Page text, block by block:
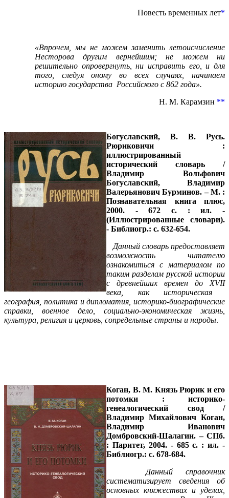
Повесть временных лет*
«Впрочем, мы не можем заменить летоисчисление
Несторова другим вернейшим; не можем ни
решительно опровергнуть, ни исправить его, и для
того, следуя оному во всех случаях, начинаем
историю государства Российского с 862 года».
Н. М. Карамзин **
Богуславский, В. В. Русь.
Рюриковичи :
иллюстрированный
исторический словарь /
Владимир Вольфович
Богуславский, Владимир
Валерьянович Бурминов. – М. :
Познавательная книга плюс,
2000. - 672 с. : ил. -
(Иллюстрированные словари).
- Библиогр.: с. 632-654.
Данный словарь предоставляет
возможность читателю
ознакомиться с материалом по
таким разделам русской истории
с древнейших времен до ХVII
века, как историческая
география, политика и дипломатия, историко-биографические
справки, военное дело, социально-экономическая жизнь,
культура, религия и церковь, сопредельные страны и народы.
Коган, В. М. Князь Рюрик и его
потомки : историко-
генеалогический свод /
Владимир Михайлович Коган,
Владимир Иванович
Домбровский-Шалагин. – СПб.
: Паритет, 2004. - 685 с. : ил. -
Библиогр.: с. 678-684.
Данный справочник
систематизирует сведения об
основных княжествах и уделах,